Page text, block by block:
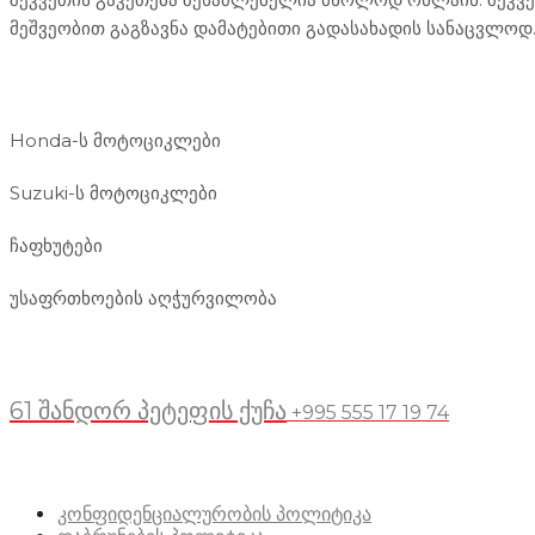
მეშვეობით გაგზავნა დამატებითი გადასახადის სანაცვლოდ.
Honda-ს მოტოციკლები
Suzuki-ს მოტოციკლები
ჩაფხუტები
უსაფრთხოების აღჭურვილობა
61 შანდორ პეტეფის ქუჩა +995 555 17 19 74
კონფიდენციალურობის პოლიტიკა